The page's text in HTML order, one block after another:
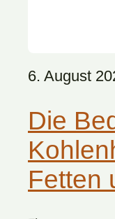
6. August
Die
Fetten